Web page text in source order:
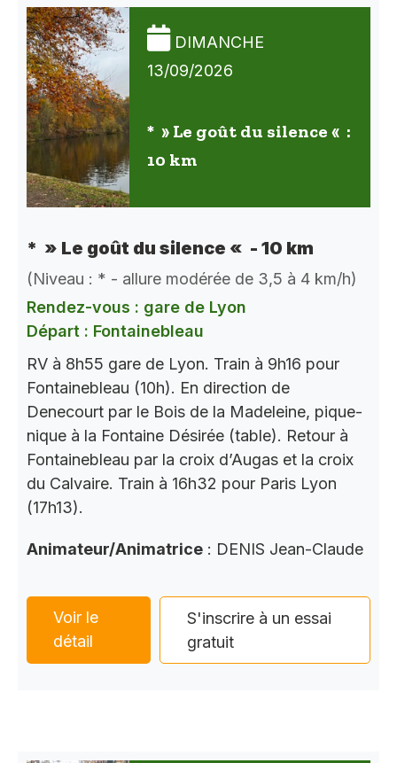
DIMANCHE
13/09/2026
* » Le goût du silence « :
10 km
* » Le goût du silence « - 10 km
(Niveau : * - allure modérée de 3,5 à 4 km/h)
Rendez-vous : gare de Lyon
Départ : Fontainebleau
RV à 8h55 gare de Lyon. Train à 9h16 pour
Fontainebleau (10h). En direction de
Denecourt par le Bois de la Madeleine, pique-
nique à la Fontaine Désirée (table). Retour à
Fontainebleau par la croix d’Augas et la croix
du Calvaire. Train à 16h32 pour Paris Lyon
(17h13).
Animateur/Animatrice : DENIS Jean-Claude
Voir le
détail
S'inscrire à un essai
gratuit